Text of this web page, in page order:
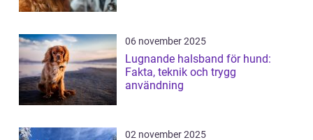
06 november 2025
Lugnande halsband för hund:
Fakta, teknik och trygg
användning
02 november 2025